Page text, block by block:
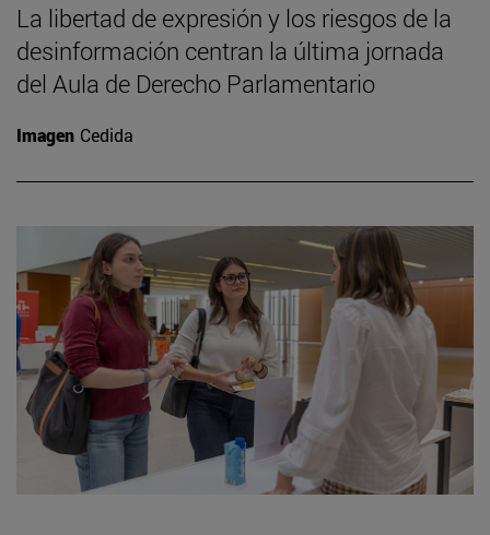
La libertad de expresión y los riesgos de la
desinformación centran la última jornada
del Aula de Derecho Parlamentario
Imagen Cedida